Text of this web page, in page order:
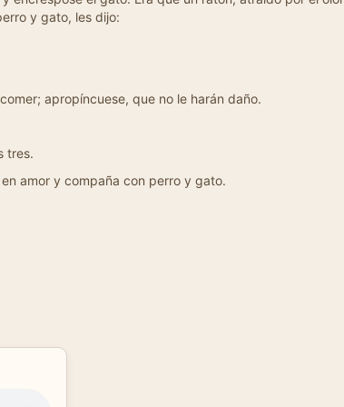
y gato, les dijo:
apropíncuese, que no le harán daño.
tres.
amor y compaña con perro y gato.